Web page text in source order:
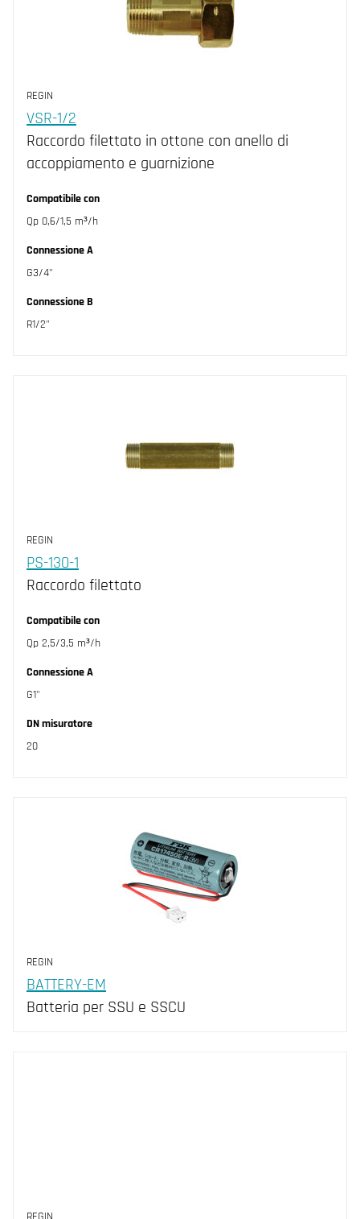
REGIN
VSR-1/2
Raccordo filettato in ottone con anello di
accoppiamento e guarnizione
Compatibile con
Qp 0,6/1,5 m³/h
Connessione A
G3/4"
Connessione B
R1/2"
REGIN
PS-130-1
Raccordo filettato
Compatibile con
Qp 2,5/3,5 m³/h
Connessione A
G1"
DN misuratore
20
REGIN
BATTERY-EM
Batteria per SSU e SSCU